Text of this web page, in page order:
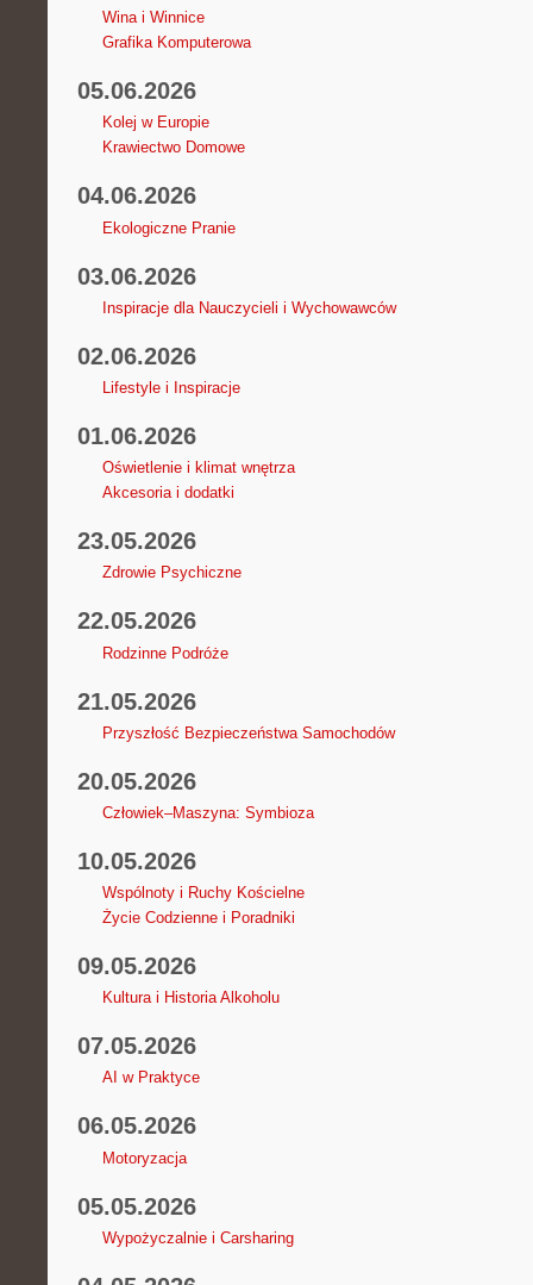
Wina i Winnice
Grafika Komputerowa
05.06.2026
Kolej w Europie
Krawiectwo Domowe
04.06.2026
Ekologiczne Pranie
03.06.2026
Inspiracje dla Nauczycieli i Wychowawców
02.06.2026
Lifestyle i Inspiracje
01.06.2026
Oświetlenie i klimat wnętrza
Akcesoria i dodatki
23.05.2026
Zdrowie Psychiczne
22.05.2026
Rodzinne Podróże
21.05.2026
Przyszłość Bezpieczeństwa Samochodów
20.05.2026
Człowiek–Maszyna: Symbioza
10.05.2026
Wspólnoty i Ruchy Kościelne
Życie Codzienne i Poradniki
09.05.2026
Kultura i Historia Alkoholu
07.05.2026
AI w Praktyce
06.05.2026
Motoryzacja
05.05.2026
Wypożyczalnie i Carsharing